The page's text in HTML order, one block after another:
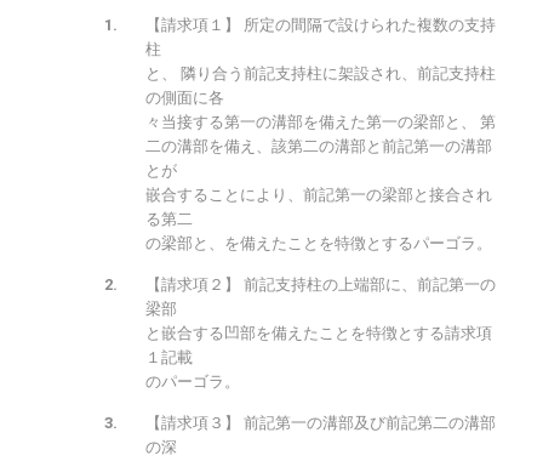
【請求項１】 所定の間隔で設けられた複数の支持
柱
と、 隣り合う前記支持柱に架設され、前記支持柱
の側面に各
々当接する第一の溝部を備えた第一の梁部と、 第
二の溝部を備え、該第二の溝部と前記第一の溝部
とが
嵌合することにより、前記第一の梁部と接合され
る第二
の梁部と、を備えたことを特徴とするパーゴラ。
【請求項２】 前記支持柱の上端部に、前記第一の
梁部
と嵌合する凹部を備えたことを特徴とする請求項
１記載
のパーゴラ。
【請求項３】 前記第一の溝部及び前記第二の溝部
の深